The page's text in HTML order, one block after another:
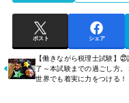
ポスト シェア
【働きながら税理士試験】
了～本試験までの過ごし方。
世界でも着実に力をつける！